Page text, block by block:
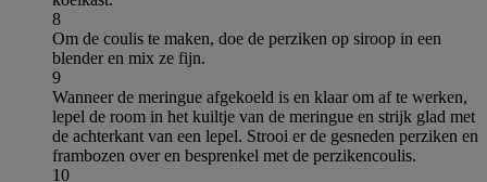
8
Om de coulis te maken, doe de perziken op siroop in een
blender en mix ze fijn.
9
Wanneer de meringue afgekoeld is en klaar om af te werken,
lepel de room in het kuiltje van de meringue en strijk glad met
de achterkant van een lepel. Strooi er de gesneden perziken en
frambozen over en besprenkel met de perzikencoulis.
10